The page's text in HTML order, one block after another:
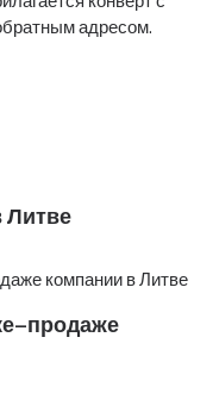
адресом.
Литве